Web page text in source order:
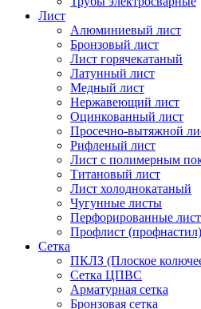
Лист
Алюминиевый лист
Бронзовый лист
Лист горячекатаный
Латунный лист
Медный лист
Нержавеющий лист
Оцинкованный лист
Просечно-вытяжной
Рифленый лист
Лист с полимерным
Титановый лист
Лист холоднокатаный
Чугунные листы
Перфорированные
Профлист (профнастил)
Сетка
ПКЛЗ (Плоское
Сетка ЦПВС
Арматурная сетка
Бронзовая сетка